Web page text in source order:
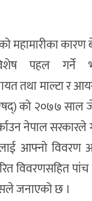
महामारीका
पहल गर्ने
तथा माल्टा र
को २०७७ साल
नेपाल
आफ्नो विवरण
विवरणसहित
जनाएको छ ।